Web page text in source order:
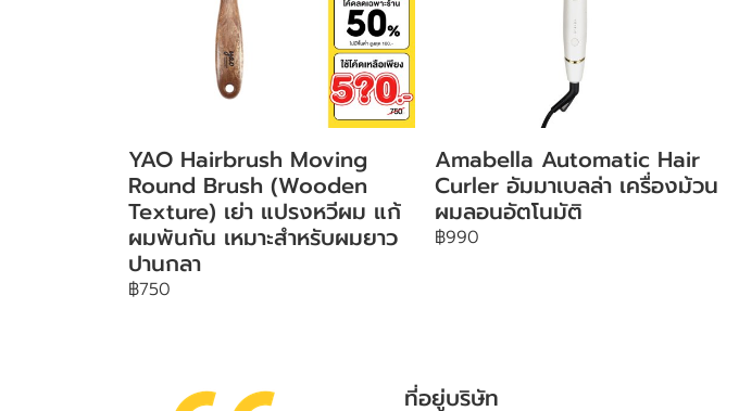
YAO Hairbrush Moving
Round Brush (Wooden
Texture) เย่า แปรงหวีผม แก้
ผมพันกัน เหมาะสำหรับผมยาว
ปานกลา
฿750
Amabella Automatic Hair
Curler อัมมาเบลล่า เครื่องม้วน
ผมลอนอัตโนมัติ
฿990
ที่อยู่บริษัท